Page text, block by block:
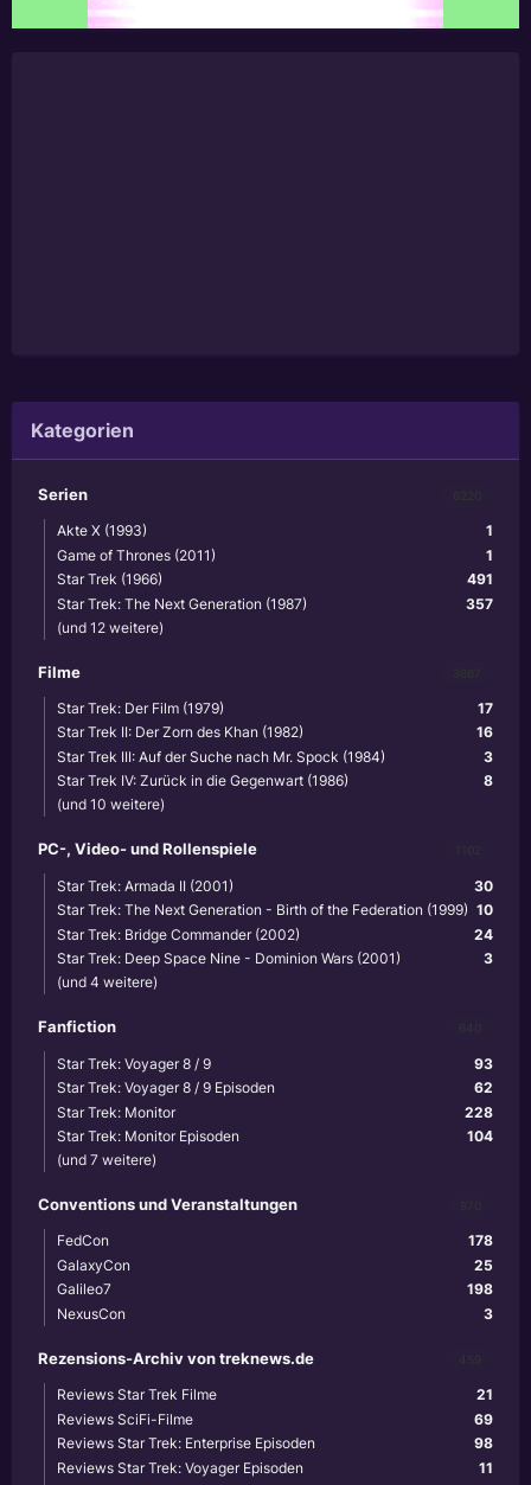
Kategorien
Serien
1
Akte X (1993)
1
Game of Thrones (2011)
491
Star Trek (1966)
357
Star Trek: The Next Generation (1987)
(und 12 weitere)
Filme
17
Star Trek: Der Film (1979)
16
Star Trek II: Der Zorn des Khan (1982)
3
Star Trek III: Auf der Suche nach Mr. Spock (1984)
8
Star Trek IV: Zurück in die Gegenwart (1986)
(und 10 weitere)
PC-, Video- und Rollenspiele
30
Star Trek: Armada II (2001)
10
Star Trek: The Next Generation - Birth of the Federation (1999)
24
Star Trek: Bridge Commander (2002)
3
Star Trek: Deep Space Nine - Dominion Wars (2001)
(und 4 weitere)
Fanfiction
93
Star Trek: Voyager 8 / 9
62
Star Trek: Voyager 8 / 9 Episoden
228
Star Trek: Monitor
104
Star Trek: Monitor Episoden
(und 7 weitere)
Conventions und Veranstaltungen
178
FedCon
25
GalaxyCon
198
Galileo7
3
NexusCon
Rezensions-Archiv von treknews.de
21
Reviews Star Trek Filme
69
Reviews SciFi-Filme
98
Reviews Star Trek: Enterprise Episoden
11
Reviews Star Trek: Voyager Episoden